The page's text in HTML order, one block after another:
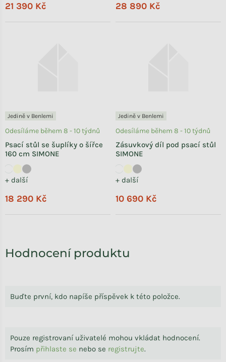
Hodnocení produktu
Buďte první, kdo napíše příspěvek k této položce.
Pouze registrovaní uživatelé mohou vkládat hodnocení.
Prosím přihlaste se nebo se registrujte.
21 390 Kč 28 890 Kč
Jedině v Benlemi
Psací stůl se šuplíky o šířce
160 cm SIMONE
+ další
Odesíláme během 8 - 10 týdnů
18 290 Kč
Jedině v Benlemi
Zásuvkový díl pod psací stůl
SIMONE
+ další
Odesíláme během 8 - 10 týdnů
10 690 Kč